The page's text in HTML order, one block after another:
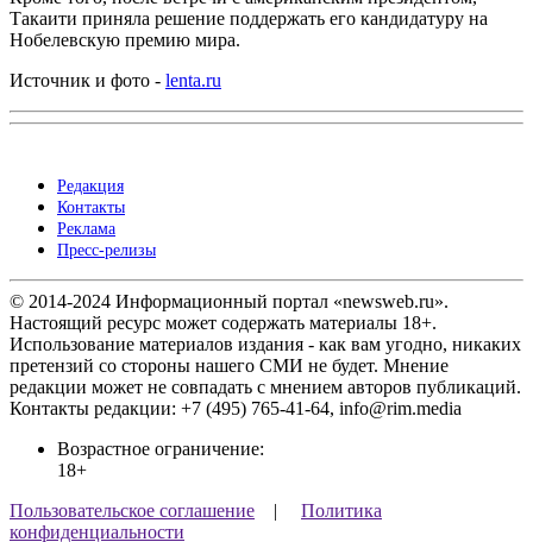
Такаити приняла решение поддержать его кандидатуру на
Нобелевскую премию мира.
Источник и фото - lenta.ru
Редакция
Контакты
Реклама
Пресс-релизы
© 2014-2024 Информационный портал «newsweb.ru».
Настоящий ресурс может содержать материалы 18+.
Использование материалов издания - как вам угодно, никаких
претензий со стороны нашего СМИ не будет. Мнение
редакции может не совпадать с мнением авторов публикаций.
Контакты редакции: +7 (495) 765-41-64, info@rim.media
Возрастное ограничение:
18+
Пользовательское соглашение | Политика
конфиденциальности